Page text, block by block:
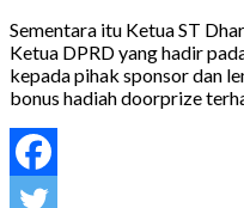
Sementara itu Ketua ST
Ketua DPRD yang hadir
kepada pihak sponsor dan
bonus hadiah doorprize